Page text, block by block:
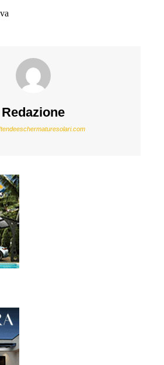
Redazione